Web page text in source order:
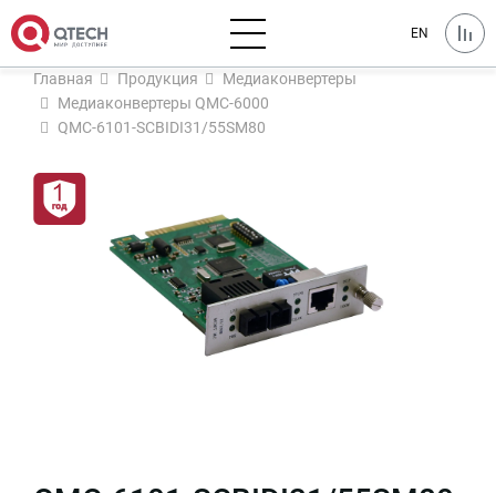
EN
Главная Продукция
Медиаконвертеры
Медиаконвертеры QMC-6000
QMC-6101-SCBIDI31/55SM80